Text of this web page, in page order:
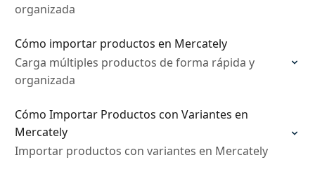
organizada
Cómo importar productos en Mercately
Carga múltiples productos de forma rápida y
organizada
Cómo Importar Productos con Variantes en
Mercately
Importar productos con variantes en Mercately